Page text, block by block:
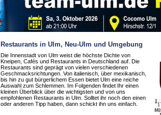
Restaurants in Ulm, Neu-Ulm und Umgebung
Die Innenstadt von Ulm weist die höchste Dichte von
Kneipen, Cafés und Restaurants in Deutschland auf. Die
Restaurants sind geprägt von vielen verschiedenen
Geschmacksrichtungen. Von italienisch, über mexikanisch,
bis hin zu gut bürgerlichem Essen bietet Ulm eine reiche
Auswahl zum Schlemmen. Im Folgenden findet Ihr einen
kleinen Überblick über die wichtigsten und von uns
empfohlenen Restaurants in Ulm. Solltet ihr noch den einen
oder anderen Tipp haben, dann schickt ihn uns einfach.